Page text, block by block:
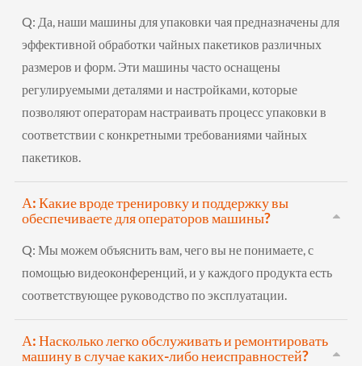
Q: Да, наши машины для упаковки чая предназначены для
эффективной обработки чайных пакетиков различных
размеров и форм. Эти машины часто оснащены
регулируемыми деталями и настройками, которые
позволяют операторам настраивать процесс упаковки в
соответствии с конкретными требованиями чайных
пакетиков.
А: Какие вроде тренировку и поддержку вы
обеспечиваете для операторов машины?
Q: Мы можем объяснить вам, чего вы не понимаете, с
помощью видеоконференций, и у каждого продукта есть
соответствующее руководство по эксплуатации.
А: Насколько легко обслуживать и ремонтировать
машину в случае каких-либо неисправностей?